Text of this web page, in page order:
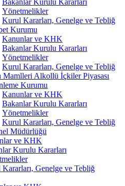
Bakanlar Kurulu Kararları
Yönetmelikler
Kurul Kararları, Genelge ve Tebliğ
Kurumu
Kanunlar ve KHK
Bakanlar Kurulu Kararları
Yönetmelikler
Kurul Kararları, Genelge ve Tebliğ
Mamlleri Alkollü İçkiler Piyasası
Kurumu
Kanunlar ve KHK
Bakanlar Kurulu Kararları
Yönetmelikler
Kurul Kararları, Genelge ve Tebliğ
Müdürlüğü
ve KHK
Kurulu Kararları
Genelge ve Tebliğ